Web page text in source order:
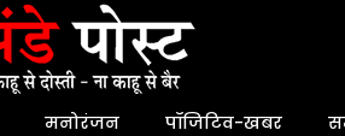
मनोरंजन पॉजिटिव-खबर